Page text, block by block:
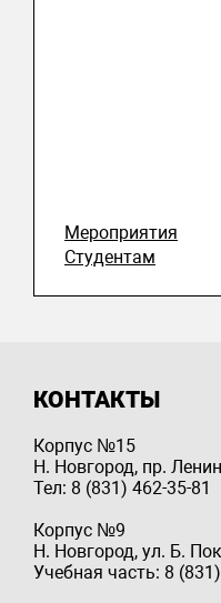
Мероприятия
Студентам
КОНТАКТЫ
Корпус №15
Н. Новгород, пр.
Тел: 8 (831) 462-35-81
Корпус №9
Н. Новгород, ул. Б.
Учебная часть: 8